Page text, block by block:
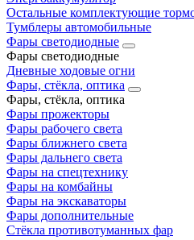
Остальные комплектующие
Тумблеры автомобильные
Фары светодиодные
Фары светодиодные
Дневные ходовые огни
Фары, стёкла, оптика
Фары, стёкла, оптика
Фары прожекторы
Фары рабочего света
Фары ближнего света
Фары дальнего света
Фары на спецтехнику
Фары на комбайны
Фары на экскаваторы
Фары дополнительные
Стёкла противотуманных фар